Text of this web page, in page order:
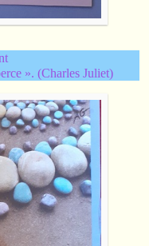
». (Charles Juliet)